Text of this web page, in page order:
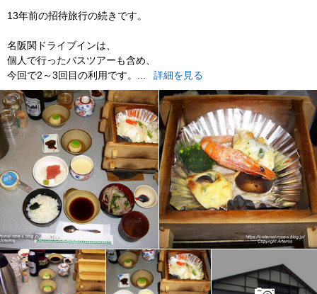
13年前の招待旅行の続きです。
名阪関ドライブインは、
個人で行ったバスツアーも含め、
今回で2～3回目の利用です。...
詳細を見る